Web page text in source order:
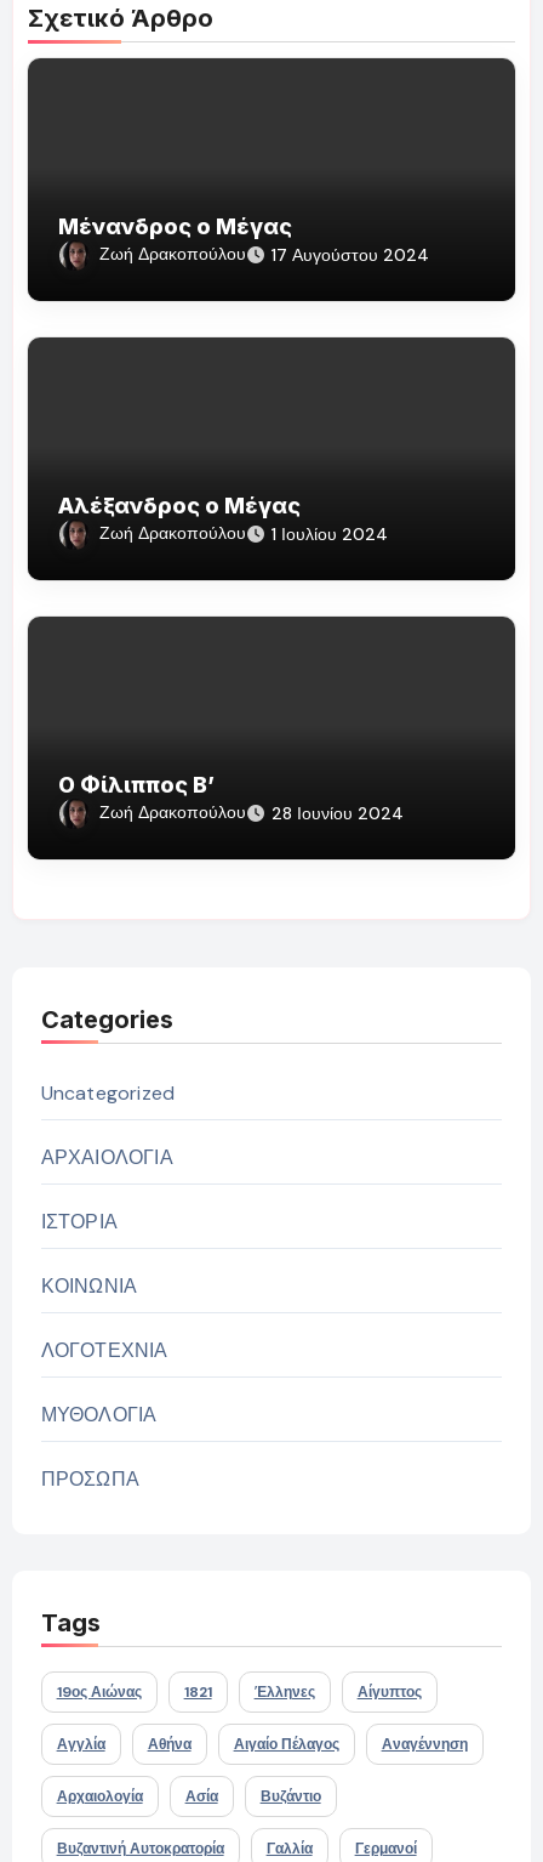
Σχετικό Άρθρο
Μένανδρος ο Μέγας
Ζωή Δρακοπούλου 17 Αυγούστου 2024
Αλέξανδρος ο Μέγας
Ζωή Δρακοπούλου 1 Ιουλίου 2024
Ο Φίλιππος Β’
Ζωή Δρακοπούλου 28 Ιουνίου 2024
Categories
Uncategorized
ΑΡΧΑΙΟΛΟΓΙΑ
ΙΣΤΟΡΙΑ
ΚΟΙΝΩΝΙΑ
ΛΟΓΟΤΕΧΝΙΑ
ΜΥΘΟΛΟΓΙΑ
ΠΡΟΣΩΠΑ
Tags
19ος Αιώνας 1821 Έλληνες Αίγυπτος
Αγγλία Αθήνα Αιγαίο Πέλαγος Αναγέννηση
Αρχαιολογία Ασία Βυζάντιο
Βυζαντινή Αυτοκρατορία Γαλλία Γερμανοί